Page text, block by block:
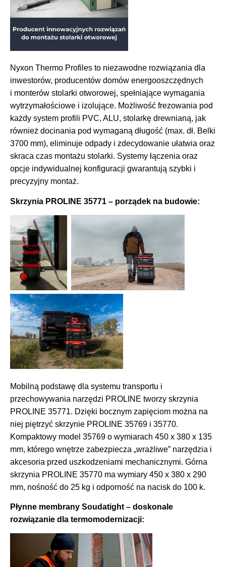
Nyxon Thermo Profiles to niezawodne rozwiązania dla
inwestorów, producentów domów energooszczędnych
i monterów stolarki otworowej, spełniające wymagania
wytrzymałościowe i izolujące. Możliwość frezowania pod
każdy system profili PVC, ALU, stolarkę drewnianą, jak
również docinania pod wymaganą długość (max. dł. Belki
3700 mm), eliminuje odpady i zdecydowanie ułatwia oraz
skraca czas montażu stolarki. Systemy łączenia oraz
opcje indywidualnej konfiguracji gwarantują szybki i
precyzyjny montaż.
Skrzynia PROLINE 35771 – porządek na budowie:
Mobilną podstawę dla systemu transportu i
przechowywania narzędzi PROLINE tworzy skrzynia
PROLINE 35771. Dzięki bocznym zapięciom można na
niej piętrzyć skrzynie PROLINE 35769 i 35770.
Kompaktowy model 35769 o wymiarach 450 x 380 x 135
mm, którego wnętrze zabezpiecza „wrażliwe” narzędzia i
akcesoria przed uszkodzeniami mechanicznymi. Górna
skrzynia PROLINE 35770 ma wymiary 450 x 380 x 290
mm, nośność do 25 kg i odporność na nacisk do 100 k.
Płynne membrany Soudatight – doskonale
rozwiązanie dla termomodernizacji: